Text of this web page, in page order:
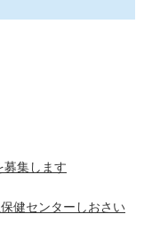
募集します
健センターしおさい